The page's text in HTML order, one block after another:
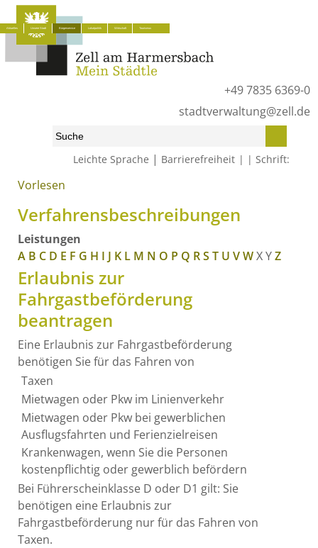
+49 7835 6369-0
stadtverwaltung@zell.de
Leichte Sprache | Barrierefreiheit Schrift:
Aktuelles Unsere Stadt Bürgerservice Lokalpolitik Wirtschaft Tourismus
Start» Bürgerservice »
Vorlesen
Verfahrensbeschreibungen
Leistungen
A B C D E F G H I J K L M N O P Q RS T U VWXYZ
Erlaubnis zur
Fahrgastbeförderung
beantragen
Eine Erlaubnis zur Fahrgastbeförderung
benötigen Sie für das Fahren von
Taxen
Mietwagen oder Pkw im Linienverkehr
Mietwagen oder Pkw bei gewerblichen
Ausflugsfahrten und Ferienzielreisen
Krankenwagen, wenn Sie die Personen
kostenpflichtig oder gewerblich befördern
Bei Führerscheinklasse D oder D1 gilt: Sie
benötigen eine Erlaubnis zur
Fahrgastbeförderung nur für das Fahren von
Taxen.